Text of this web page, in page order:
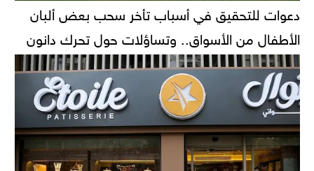
دعوات للتحقيق في أسباب تأخر سحب بعض ألبان
الأطفال من الأسواق.. وتساؤلات حول تحرك دانون